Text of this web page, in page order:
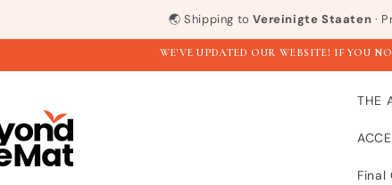
🌏 Shipping toVereinigte Staaten ·
WE'VE UPDATED OUR WEBSITE! IF YOU
THE
Final